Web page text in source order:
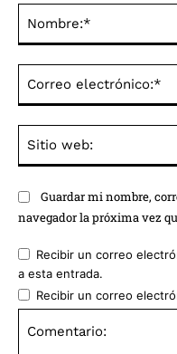
Guardar mi nombre,
navegador la próxima vez
Recibir un correo
a esta entrada.
Recibir un correo